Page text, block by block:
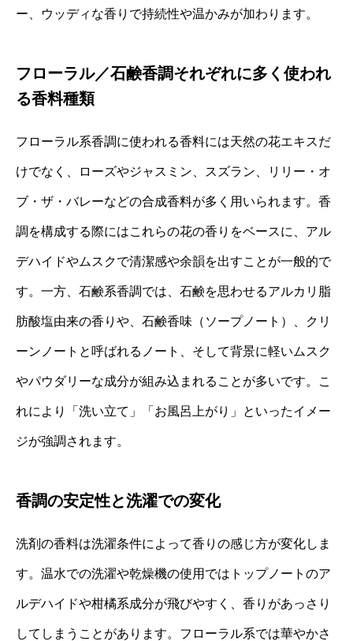
ー、ウッディな香りで持続性や温かみが加わります。
フローラル／石鹸香調それぞれに多く使われ
る香料種類
フローラル系香調に使われる香料には天然の花エキスだ
けでなく、ローズやジャスミン、スズラン、リリー・オ
ブ・ザ・バレーなどの合成香料が多く用いられます。香
調を構成する際にはこれらの花の香りをベースに、アル
デハイドやムスクで清潔感や余韻を出すことが一般的で
す。一方、石鹸系香調では、石鹸を思わせるアルカリ脂
肪酸塩由来の香りや、石鹸香味（ソープノート）、クリ
ーンノートと呼ばれるノート、そして背景に軽いムスク
やパウダリーな成分が組み込まれることが多いです。こ
れにより「洗い立て」「お風呂上がり」といったイメー
ジが強調されます。
香調の安定性と洗濯での変化
洗剤の香料は洗濯条件によって香りの感じ方が変化しま
す。温水での洗濯や乾燥機の使用ではトップノートのア
ルデハイドや柑橘系成分が飛びやすく、香りがあっさり
してしまうことがあります。フローラル系では華やかさ